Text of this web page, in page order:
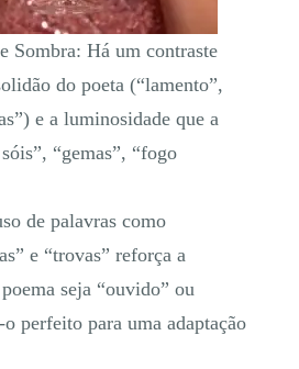
Sombra: Há um contraste
do poeta (“lamento”,
e a luminosidade que a
“gemas”, “fogo
de palavras como
e “trovas” reforça a
seja “ouvido” ou
perfeito para uma adaptação